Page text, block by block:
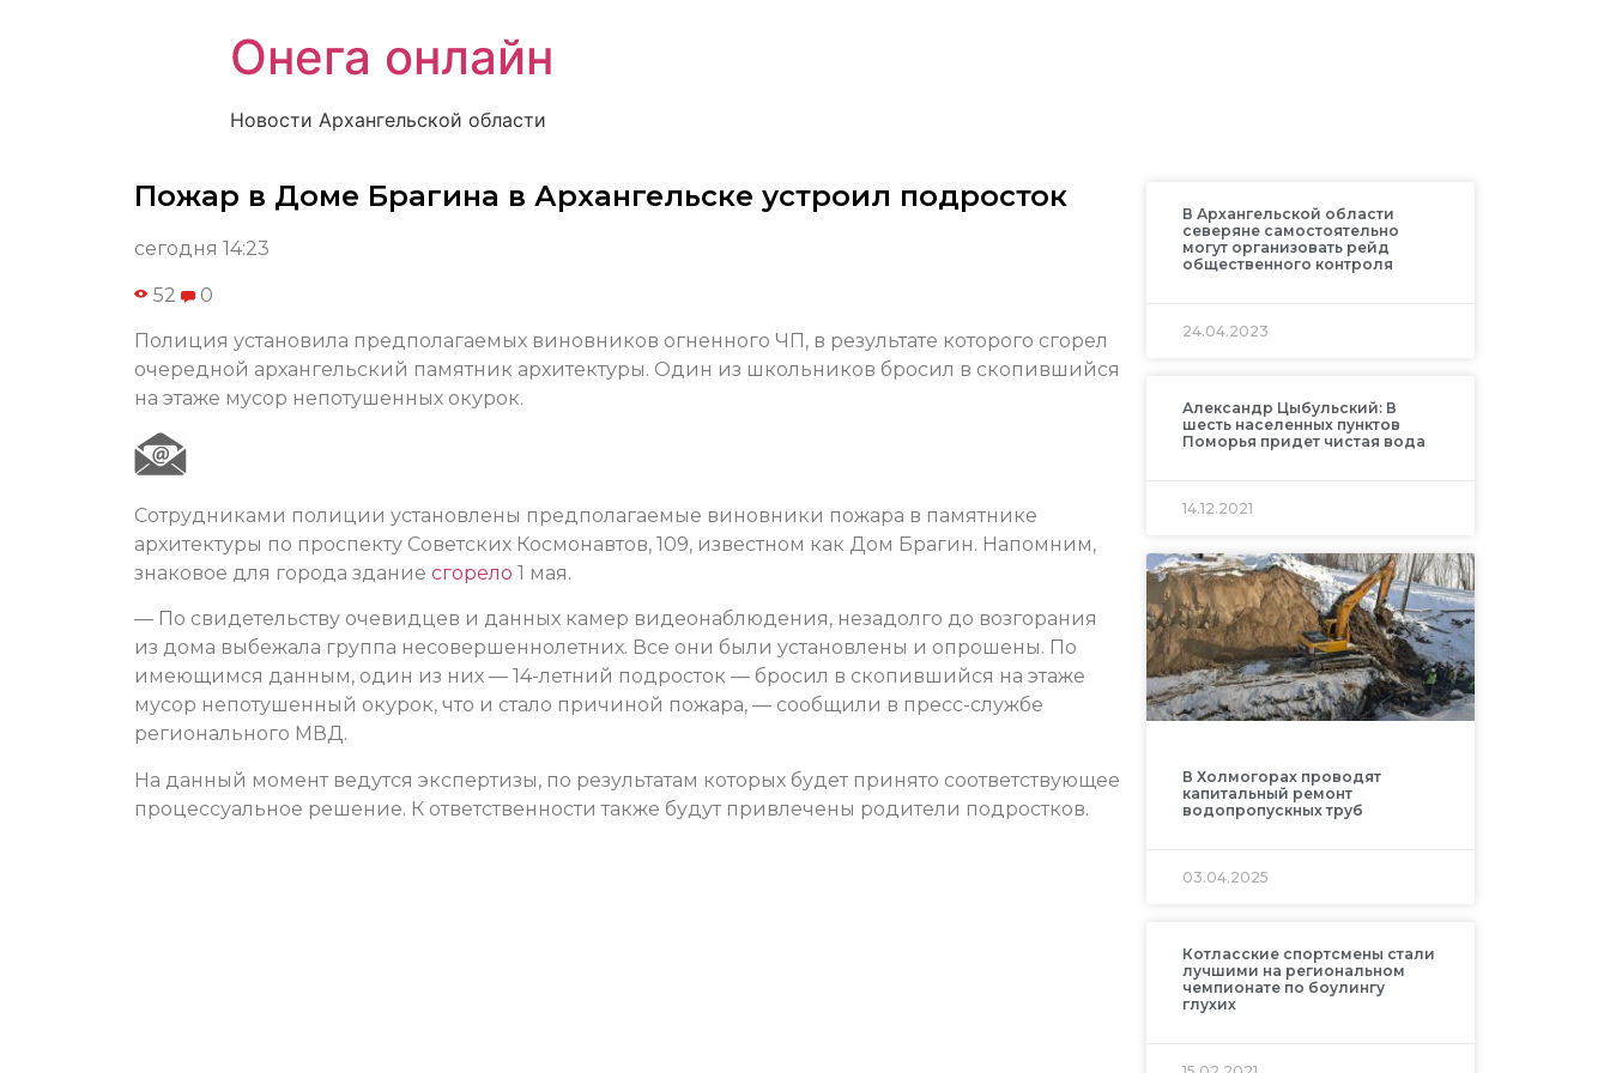
Онега онлайн
Новости Архангельской области
Пожар в Доме Брагина в Архангельске устроил подросток
сегодня 14:23
52 0
Полиция установила предполагаемых виновников огненного ЧП, в результате которого сгорел
очередной архангельский памятник архитектуры. Один из школьников бросил в скопившийся
на этаже мусор непотушенных окурок.
Сотрудниками полиции установлены предполагаемые виновники пожара в памятнике
архитектуры по проспекту Советских Космонавтов, 109, известном как Дом Брагин. Напомним,
знаковое для города здание сгорело 1 мая.
— По свидетельству очевидцев и данных камер видеонаблюдения, незадолго до возгорания
из дома выбежала группа несовершеннолетних. Все они были установлены и опрошены. По
имеющимся данным, один из них — 14-летний подросток — бросил в скопившийся на этаже
мусор непотушенный окурок, что и стало причиной пожара, — сообщили в пресс-службе
регионального МВД.
На данный момент ведутся экспертизы, по результатам которых будет принято соответствующее
процессуальное решение. К ответственности также будут привлечены родители подростков.
В Архангельской области
северяне самостоятельно
могут организовать рейд
общественного контроля
24.04.2023
Александр Цыбульский: В
шесть населенных пунктов
Поморья придет чистая вода
14.12.2021
В Холмогорах проводят
капитальный ремонт
водопропускных труб
03.04.2025
Котласские спортсмены стали
лучшими на региональном
чемпионате по боулингу
глухих